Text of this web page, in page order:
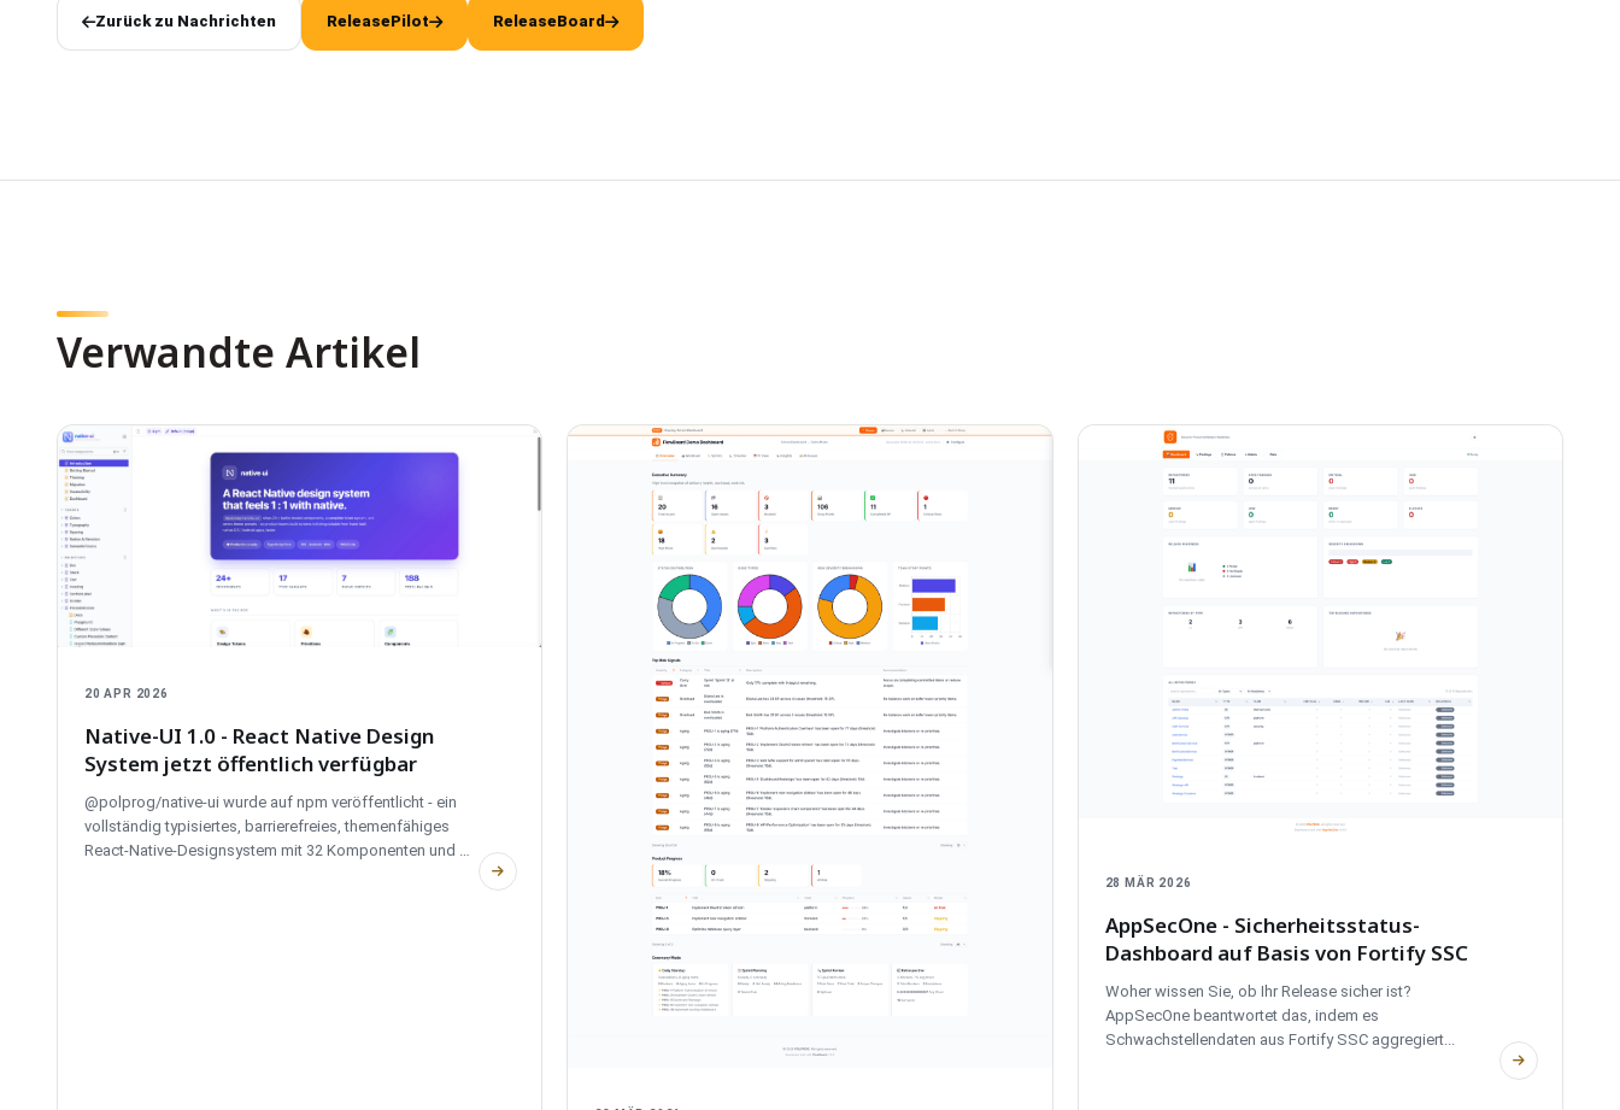
Zurück zu Nachrichten ReleasePilot ReleaseBoard
Verwandte Artikel
20 APR 2026
Native-UI 1.0 - React Native Design
System jetzt öffentlich verfügbar
@polprog/native-ui wurde auf npm veröffentlicht - ein
vollständig typisiertes, barrierefreies, themenfähiges
React-Native-Designsystem mit 32 Komponenten und 9
28 MÄR 2026
AppSecOne - Sicherheitsstatus-
Dashboard auf Basis von Fortify SSC
Woher wissen Sie, ob Ihr Release sicher ist?
AppSecOne beantwortet das, indem es
Schwachstellendaten aus Fortify SSC aggregiert...